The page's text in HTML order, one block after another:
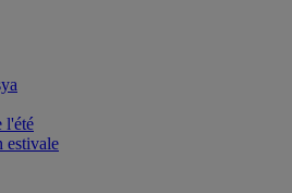
l'été
estivale